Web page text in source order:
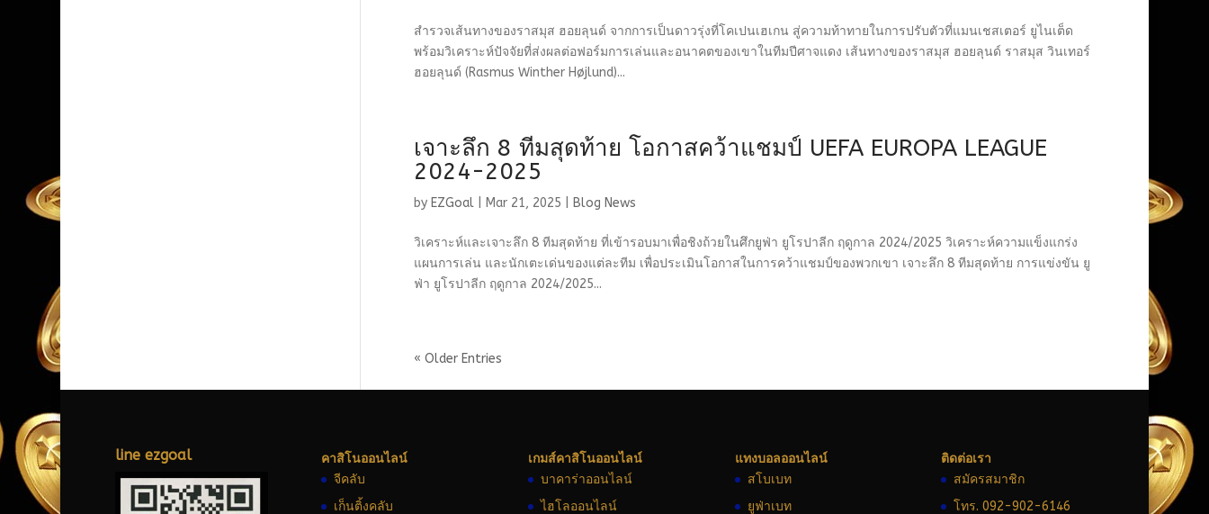
สำรวจเส้นทางของราสมุส ฮอยลุนด์ จากการเป็นดาวรุ่งที่โคเปนเฮเกน สู่ความท้าทายในการปรับตัวที่แมนเชสเตอร์ ยูไนเต็ด
พร้อมวิเคราะห์ปัจจัยที่ส่งผลต่อฟอร์มการเล่นและอนาคตของเขาในทีมปีศาจแดง เส้นทางของราสมุส ฮอยลุนด์ ราสมุส วินเทอร์
ฮอยลุนด์ (Rasmus Winther Højlund)...
เจาะลึก 8 ทีมสุดท้าย โอกาสคว้าแชมป์ UEFA EUROPA LEAGUE
2024-2025
by EZGoal| Mar 21, 2025 Blog News
วิเคราะห์และเจาะลึก 8 ทีมสุดท้าย ที่เข้ารอบมาเพื่อชิงถ้วยในศึกยูฟ่า ยูโรปาลีก ฤดูกาล 2024/2025 วิเคราะห์ความแข็งแกร่ง
แผนการเล่น และนักเตะเด่นของแต่ละทีม เพื่อประเมินโอกาสในการคว้าแชมป์ของพวกเขา เจาะลึก 8 ทีมสุดท้าย การแข่งขัน ยู
ฟ่า ยูโรปาลีก ฤดูกาล 2024/2025...
« Older Entries
line ezgoal
คาสิโนออนไลน์
จีคลับ
เก็นติ้งคลับ
เกมส์คาสิโนออนไลน์
บาคาร่าออนไลน์
ไฮโลออนไลน์
แทงบอลออนไลน์
สโบเบท
ยูฟ่าเบท
ติดต่อเรา
สมัครสมาชิก
โทร. 092-902-6146